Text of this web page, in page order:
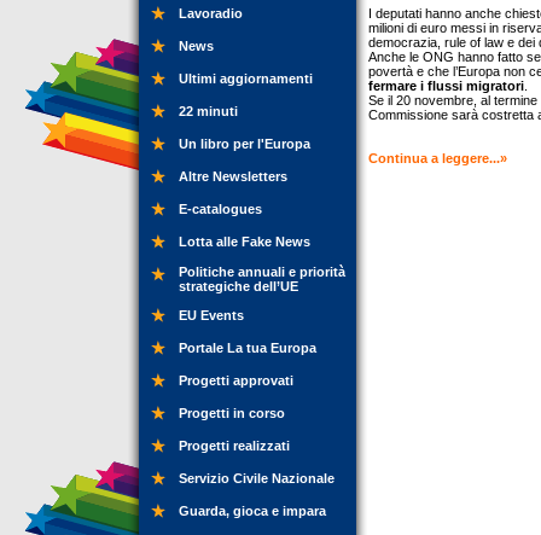
Lavoradio
News
Ultimi aggiornamenti
22 minuti
Un libro per l'Europa
Altre Newsletters
E-catalogues
Lotta alle Fake News
Politiche annuali e priorità
strategiche dell’UE
EU Events
Portale La tua Europa
Progetti approvati
Progetti in corso
Progetti realizzati
Servizio Civile Nazionale
Guarda, gioca e impara
I deputati hanno anche
milioni di euro messi in
democrazia, rule of law e dei
Anche le ONG hanno fatto
povertà e che l’Europa non
fermare i flussi migratori
Se il 20 novembre, al
Commissione sarà costretta
Continua a leggere...»